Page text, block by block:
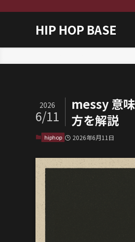
HIP HOP BASE
messy 意
方を解説
2026
6/11
hiphop 2026年6月11日